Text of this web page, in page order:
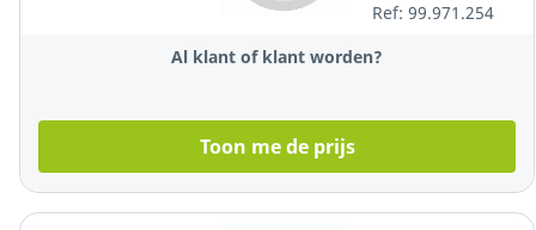
Ref: 99.971.254
Al klant of klant worden?
Toon me de prijs